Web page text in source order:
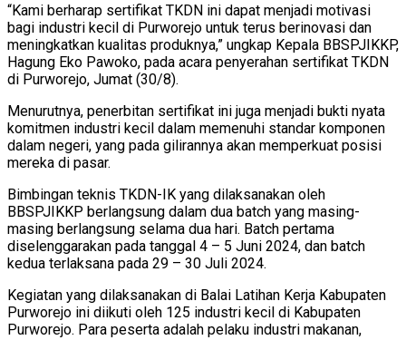
“Kami berharap sertifikat TKDN ini dapat menjadi motivasi
bagi industri kecil di Purworejo untuk terus berinovasi dan
meningkatkan kualitas produknya,” ungkap Kepala BBSPJIKKP,
Hagung Eko Pawoko, pada acara penyerahan sertifikat TKDN
di Purworejo, Jumat (30/8).
Menurutnya, penerbitan sertifikat ini juga menjadi bukti nyata
komitmen industri kecil dalam memenuhi standar komponen
dalam negeri, yang pada gilirannya akan memperkuat posisi
mereka di pasar.
Bimbingan teknis TKDN-IK yang dilaksanakan oleh
BBSPJIKKP berlangsung dalam dua batch yang masing-
masing berlangsung selama dua hari. Batch pertama
diselenggarakan pada tanggal 4 – 5 Juni 2024, dan batch
kedua terlaksana pada 29 – 30 Juli 2024.
Kegiatan yang dilaksanakan di Balai Latihan Kerja Kabupaten
Purworejo ini diikuti oleh 125 industri kecil di Kabupaten
Purworejo. Para peserta adalah pelaku industri makanan,